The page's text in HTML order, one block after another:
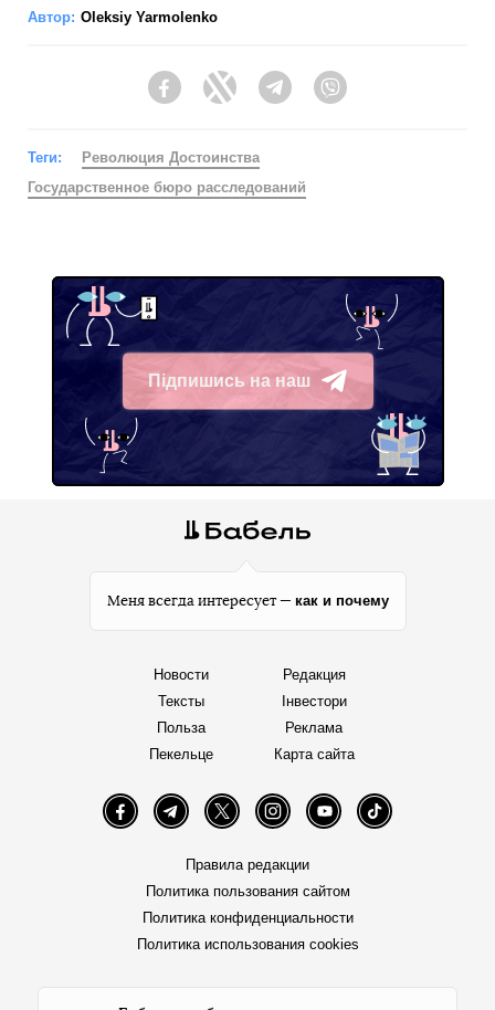
Автор: Oleksiy Yarmolenko
FacebookTwitter Telegram
Теги:
Революция Достоинства
Государственное бюро расследований
Підпишись на наш
Telegram
Меня всегда интересует — как и почему
Новости
Тексты
Польза
Пекельце
Редакция
Інвестори
Реклама
Карта сайта
FacebookTelegramTwitter InstagramYouTube TikTok
Правила редакции
Политика пользования сайтом
Политика конфиденциальности
Политика использования cookies